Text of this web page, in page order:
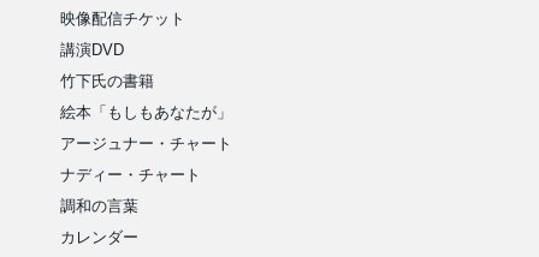
映像配信チケット
講演DVD
竹下氏の書籍
絵本「もしもあなたが」
アージュナー・チャート
ナディー・チャート
調和の言葉
カレンダー